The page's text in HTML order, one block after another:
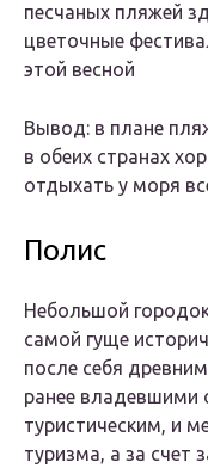
песчаных пляжей
цветочные
этой весной
Вывод: в плане
в обеих странах
отдыхать у моря
Полис
Небольшой
самой гуще
после себя
ранее владевшими
туристическим, и
туризма, а за счет